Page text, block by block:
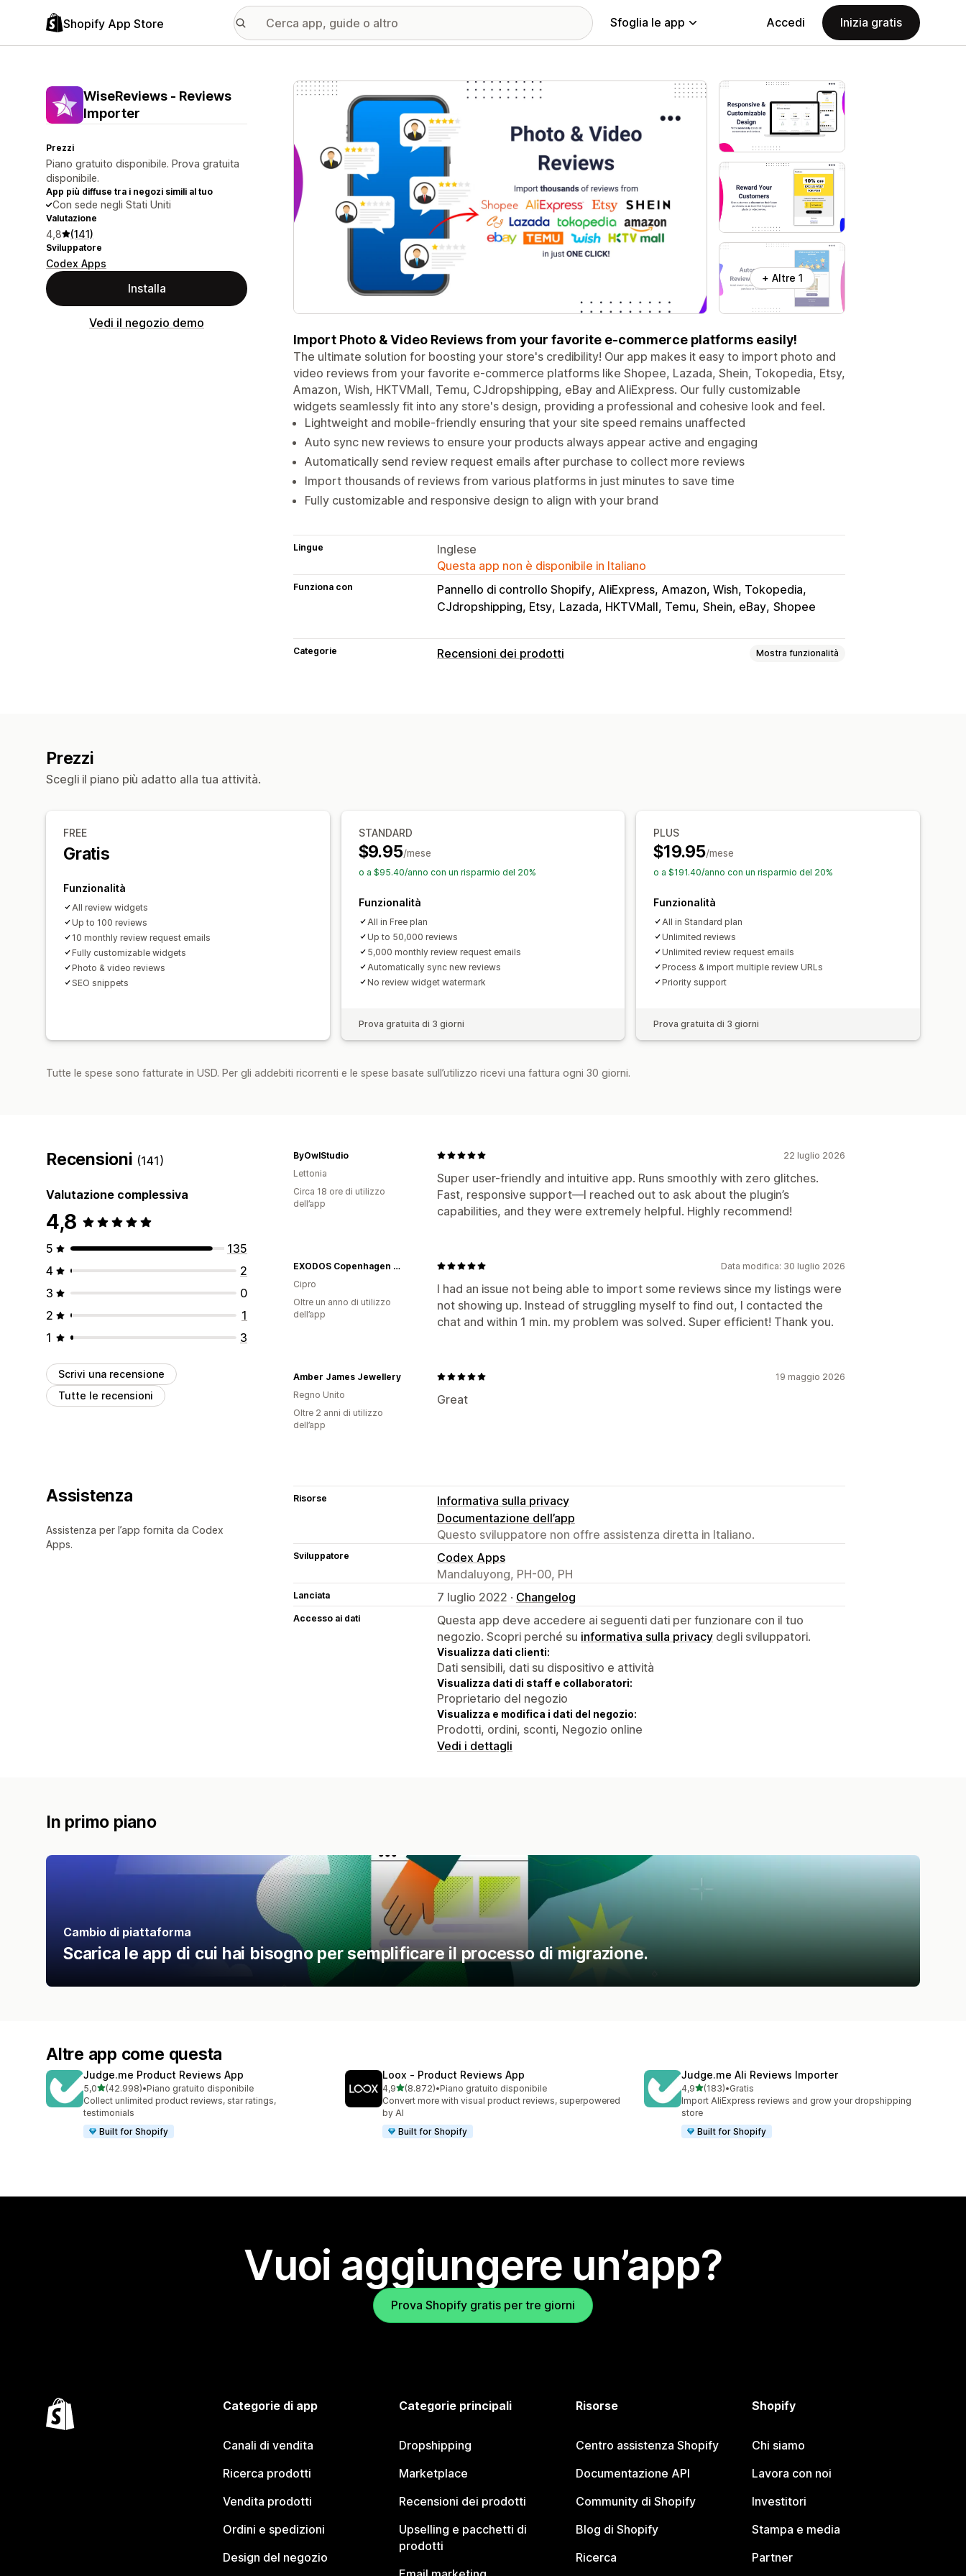
Shopify App Store Sfoglia le app Accedi Inizia gratis
WiseReviews ‑ Reviews
Importer
Prezzi
Piano gratuito disponibile. Prova gratuita
disponibile.
App più diffuse tra i negozi simili al tuo
Con sede negli Stati Uniti
Valutazione
4,8 (141)
Sviluppatore
Codex Apps
Installa
Vedi il negozio demo
Galleria immagini in evidenza
+ Altre 1
Import Photo & Video Reviews from your favorite e-commerce platforms easily!
The ultimate solution for boosting your store's credibility! Our app makes it easy to import photo and
video reviews from your favorite e-commerce platforms like Shopee, Lazada, Shein, Tokopedia, Etsy,
Amazon, Wish, HKTVMall, Temu, CJdropshipping, eBay and AliExpress. Our fully customizable
widgets seamlessly fit into any store's design, providing a professional and cohesive look and feel.
Lightweight and mobile-friendly ensuring that your site speed remains unaffected
Auto sync new reviews to ensure your products always appear active and engaging
Automatically send review request emails after purchase to collect more reviews
Import thousands of reviews from various platforms in just minutes to save time
Fully customizable and responsive design to align with your brand
Lingue
Inglese
Questa app non è disponibile in Italiano
Funziona con Pannello di controllo Shopify AliExpress Amazon, Wish, Tokopedia
CJdropshipping, Etsy Lazada, HKTVMall, Temu Shein, eBay Shopee
Categorie Recensioni dei prodotti Mostra funzionalità
Prezzi
Scegli il piano più adatto alla tua attività.
FREE
Gratis
Funzionalità
All review widgets
Up to 100 reviews
10 monthly review request emails
Fully customizable widgets
Photo & video reviews
SEO snippets
STANDARD
$9.95/mese
o a $95.40/anno con un risparmio del 20%
Funzionalità
All in Free plan
Up to 50,000 reviews
5,000 monthly review request emails
Automatically sync new reviews
No review widget watermark
Prova gratuita di 3 giorni
PLUS
$19.95/mese
o a $191.40/anno con un risparmio del 20%
Funzionalità
All in Standard plan
Unlimited reviews
Unlimited review request emails
Process & import multiple review URLs
Priority support
Prova gratuita di 3 giorni
Tutte le spese sono fatturate in USD. Per gli addebiti ricorrenti e le spese basate sull’utilizzo ricevi una fattura ogni 30 giorni.
Recensioni (141)
Valutazione complessiva
4,8
5
135
4
2
3
0
2
1
1
3
Scrivi una recensione
Tutte le recensioni
22 luglio 2026
Super user-friendly and intuitive app. Runs smoothly with zero glitches.
Fast, responsive support—I reached out to ask about the plugin’s
capabilities, and they were extremely helpful. Highly recommend!
ByOwlStudio
Lettonia
Circa 18 ore di utilizzo
dell’app
Data modifica: 30 luglio 2026
I had an issue not being able to import some reviews since my listings were
not showing up. Instead of struggling myself to find out, I contacted the
chat and within 1 min. my problem was solved. Super efficient! Thank you.
EXODOS Copenhagen Leathercraft
Cipro
Oltre un anno di utilizzo
dell’app
19 maggio 2026
Great
Amber James Jewellery
Regno Unito
Oltre 2 anni di utilizzo
dell’app
Assistenza
Assistenza per l’app fornita da Codex
Apps.
Risorse
Informativa sulla privacy
Documentazione dell’app
Questo sviluppatore non offre assistenza diretta in Italiano.
Sviluppatore
Codex Apps
Mandaluyong, PH-00, PH
Lanciata 7 luglio 2022 · Changelog
Accesso ai dati
Questa app deve accedere ai seguenti dati per funzionare con il tuo
negozio. Scopri perché su informativa sulla privacy degli sviluppatori.
Visualizza dati clienti:
Dati sensibili, dati su dispositivo e attività
Visualizza dati di staff e collaboratori:
Proprietario del negozio
Visualizza e modifica i dati del negozio:
Prodotti, ordini, sconti, Negozio online
Vedi i dettagli
In primo piano
Cambio di piattaforma
Scarica le app di cui hai bisogno per semplificare il processo di migrazione.
Altre app come questa
Judge.me Product Reviews App
5,0stelle su 5
(42.998)
42998 recensioni totali
•Piano gratuito disponibile
Collect unlimited product reviews, star ratings,
testimonials
Built for Shopify
Loox ‑ Product Reviews App
4,9stelle su 5
(8.872)
8872 recensioni totali
•Piano gratuito disponibile
Convert more with visual product reviews, superpowered
by AI
Built for Shopify
Judge.me Ali Reviews Importer
4,9stelle su 5
(183)
183 recensioni totali
•Gratis
Import AliExpress reviews and grow your dropshipping
store
Built for Shopify
Vuoi aggiungere un’app?
Prova Shopify gratis per tre giorni
Categorie di app
Canali di vendita
Ricerca prodotti
Vendita prodotti
Ordini e spedizioni
Design del negozio
Categorie principali
Dropshipping
Marketplace
Recensioni dei prodotti
Upselling e pacchetti di
prodotti
Risorse
Centro assistenza Shopify
Documentazione API
Community di Shopify
Blog di Shopify
Ricerca
Shopify
Chi siamo
Lavora con noi
Investitori
Stampa e media
Partner